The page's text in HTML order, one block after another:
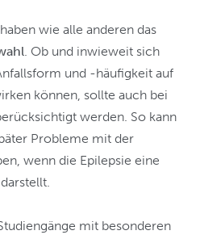
wie alle anderen das
. Ob und inwieweit sich
und -häufigkeit auf
können, sollte auch bei
werden. So kann
Probleme mit der
wenn die Epilepsie eine
mit besonderen